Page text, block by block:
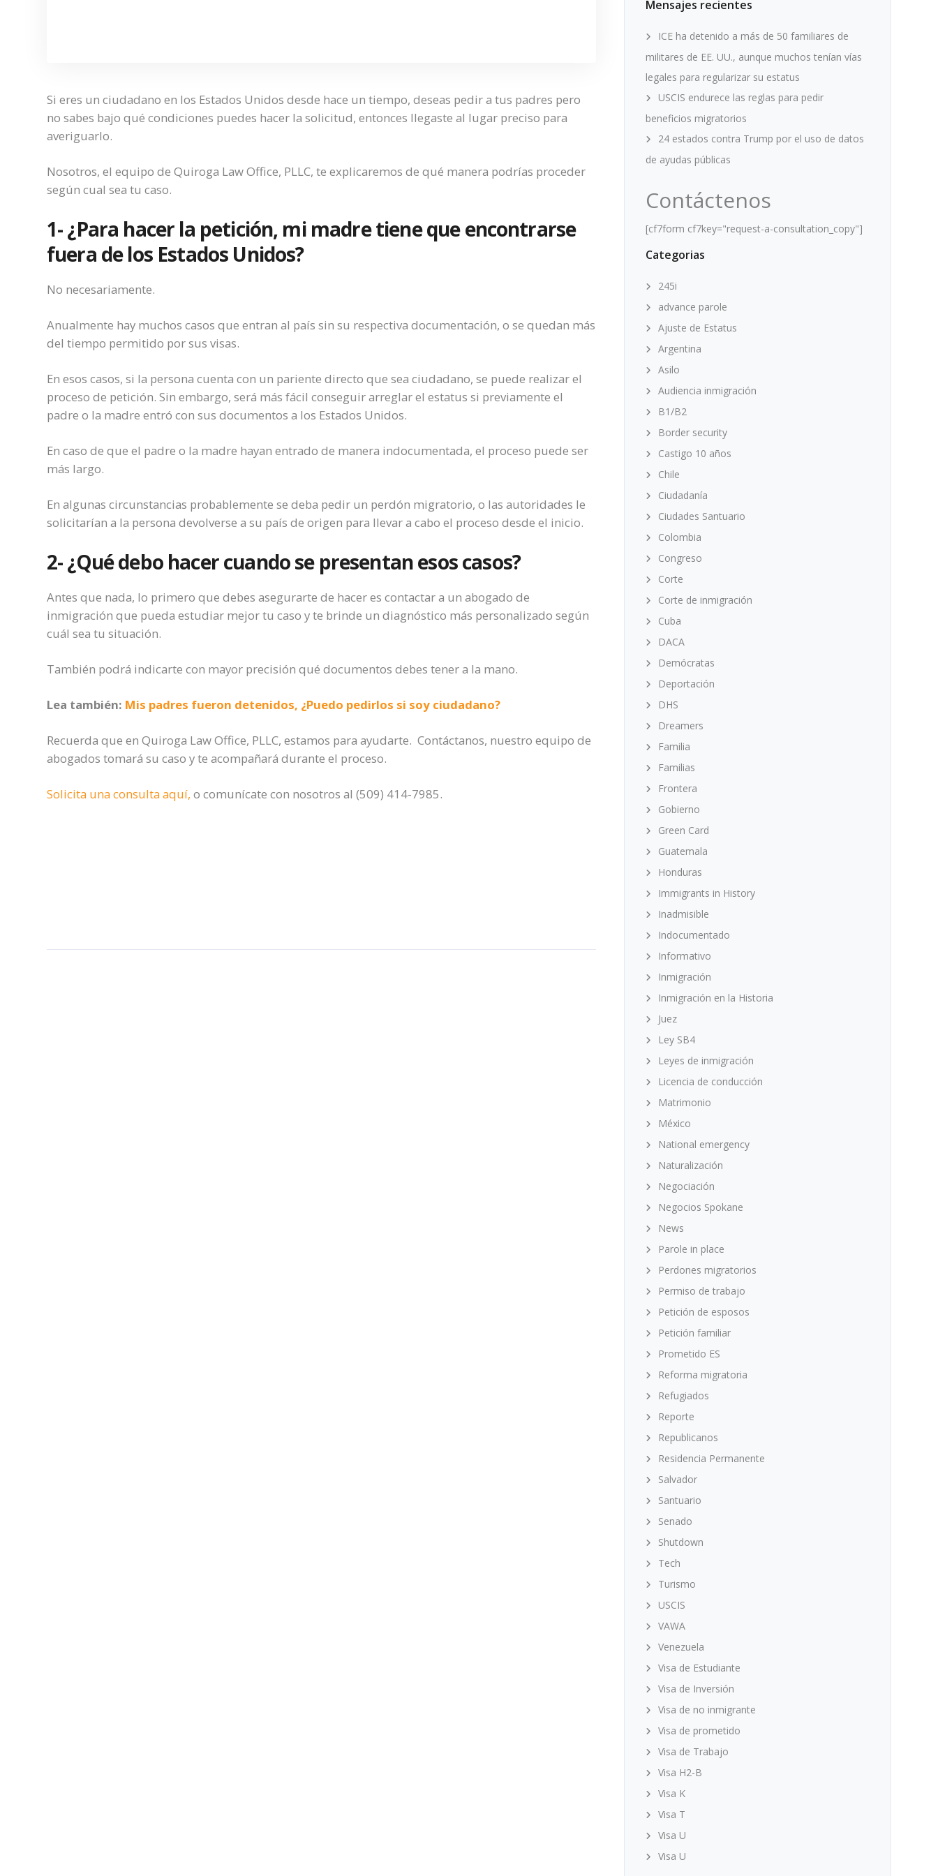
Si eres un ciudadano en los Estados Unidos desde hace un tiempo, deseas pedir a tus padres pero
no sabes bajo qué condiciones puedes hacer la solicitud, entonces llegaste al lugar preciso para
averiguarlo.
Nosotros, el equipo de Quiroga Law Office, PLLC, te explicaremos de qué manera podrías proceder
según cual sea tu caso.
1- ¿Para hacer la petición, mi madre tiene que encontrarse
fuera de los Estados Unidos?
No necesariamente.
Anualmente hay muchos casos que entran al país sin su respectiva documentación, o se quedan más
del tiempo permitido por sus visas.
En esos casos, si la persona cuenta con un pariente directo que sea ciudadano, se puede realizar el
proceso de petición. Sin embargo, será más fácil conseguir arreglar el estatus si previamente el
padre o la madre entró con sus documentos a los Estados Unidos.
En caso de que el padre o la madre hayan entrado de manera indocumentada, el proceso puede ser
más largo.
En algunas circunstancias probablemente se deba pedir un perdón migratorio, o las autoridades le
solicitarían a la persona devolverse a su país de origen para llevar a cabo el proceso desde el inicio.
2- ¿Qué debo hacer cuando se presentan esos casos?
Antes que nada, lo primero que debes asegurarte de hacer es contactar a un abogado de
inmigración que pueda estudiar mejor tu caso y te brinde un diagnóstico más personalizado según
cuál sea tu situación.
También podrá indicarte con mayor precisión qué documentos debes tener a la mano.
Lea también: Mis padres fueron detenidos, ¿Puedo pedirlos si soy ciudadano?
Recuerda que en Quiroga Law Office, PLLC, estamos para ayudarte. Contáctanos, nuestro equipo de
abogados tomará su caso y te acompañará durante el proceso.
Solicita una consulta aquí, o comunícate con nosotros al (509) 414-7985.
Mensajes recientes
ICE ha detenido a más de 50 familiares de
militares de EE. UU., aunque muchos tenían vías
legales para regularizar su estatus
USCIS endurece las reglas para pedir
beneficios migratorios
24 estados contra Trump por el uso de datos
de ayudas públicas
Contáctenos
[cf7form cf7key="request-a-consultation_copy"]
Categorias
245i
advance parole
Ajuste de Estatus
Argentina
Asilo
Audiencia inmigración
B1/B2
Border security
Castigo 10 años
Chile
Ciudadanía
Ciudades Santuario
Colombia
Congreso
Corte
Corte de inmigración
Cuba
DACA
Demócratas
Deportación
DHS
Dreamers
Familia
Familias
Frontera
Gobierno
Green Card
Guatemala
Honduras
Immigrants in History
Inadmisible
Indocumentado
Informativo
Inmigración
Inmigración en la Historia
Juez
Ley SB4
Leyes de inmigración
Licencia de conducción
Matrimonio
México
National emergency
Naturalización
Negociación
Negocios Spokane
News
Parole in place
Perdones migratorios
Permiso de trabajo
Petición de esposos
Petición familiar
Prometido ES
Reforma migratoria
Refugiados
Reporte
Republicanos
Residencia Permanente
Salvador
Santuario
Senado
Shutdown
Tech
Turismo
USCIS
VAWA
Venezuela
Visa de Estudiante
Visa de Inversión
Visa de no inmigrante
Visa de prometido
Visa de Trabajo
Visa H2-B
Visa K
Visa T
Visa U
Visa U